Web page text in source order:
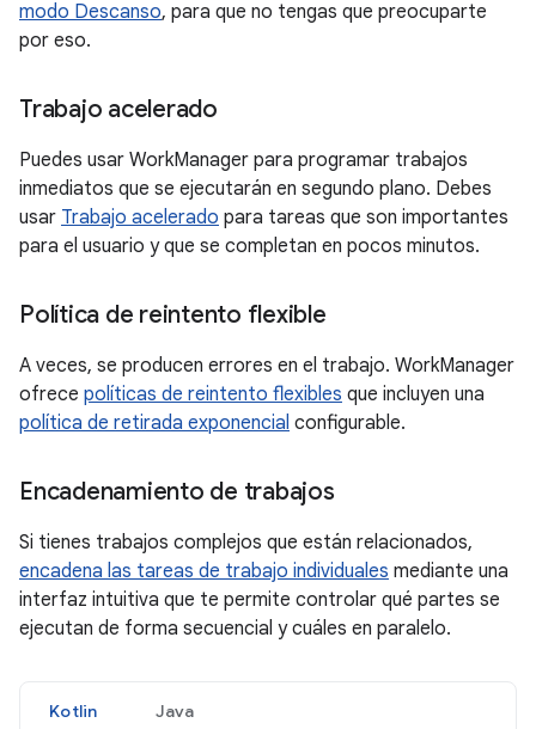
modo Descanso, para que no tengas que preocuparte
por eso.
Trabajo acelerado
Puedes usar WorkManager para programar trabajos
inmediatos que se ejecutarán en segundo plano. Debes
usar Trabajo acelerado para tareas que son importantes
para el usuario y que se completan en pocos minutos.
Política de reintento flexible
A veces, se producen errores en el trabajo. WorkManager
ofrece políticas de reintento flexibles que incluyen una
política de retirada exponencial configurable.
Encadenamiento de trabajos
Si tienes trabajos complejos que están relacionados,
encadena las tareas de trabajo individuales mediante una
interfaz intuitiva que te permite controlar qué partes se
ejecutan de forma secuencial y cuáles en paralelo.
Kotlin Java